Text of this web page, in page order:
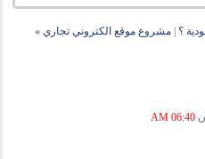
؟ |مشروع موقع الكتروني تجاري »
06:40 AM